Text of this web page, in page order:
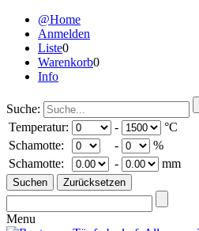
@Home
Anmelden
Liste0
Warenkorb0
Info
Suche:
Temperatur:
-
°C
Schamotte:
-
%
Schamotte:
- mm
Menu